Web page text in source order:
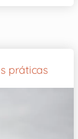
práticas